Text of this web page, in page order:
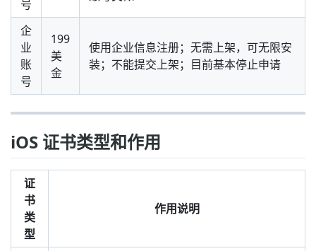
号
企
业
账
号
199
美
金
使用企业信息注册；无需上架，可无限安
装；不能提交上架；目前基本停止申请
iOS 证书类型和作用
证
书
类
型
作用说明